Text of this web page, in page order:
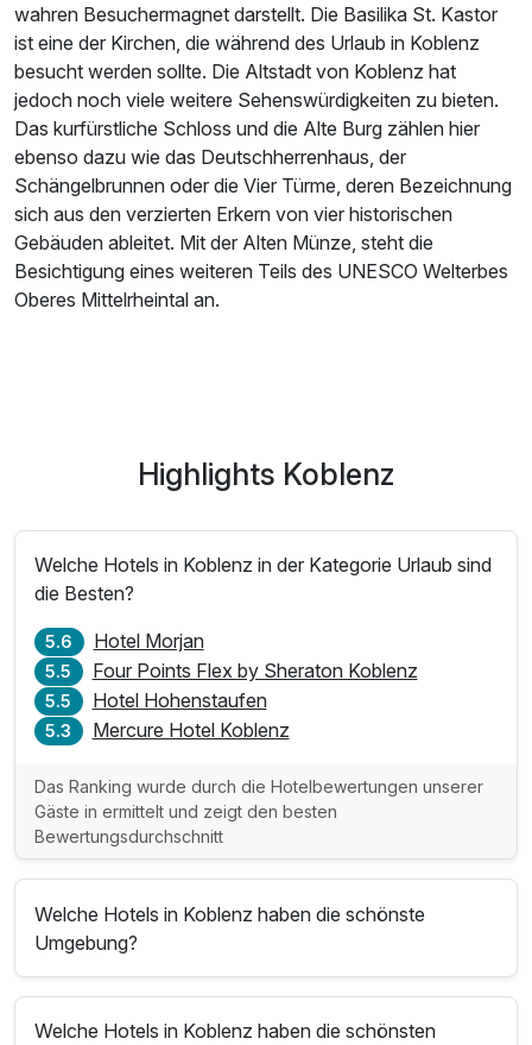
wahren Besuchermagnet darstellt. Die Basilika St. Kastor
ist eine der Kirchen, die während des Urlaub in Koblenz
besucht werden sollte. Die Altstadt von Koblenz hat
jedoch noch viele weitere Sehenswürdigkeiten zu bieten.
Das kurfürstliche Schloss und die Alte Burg zählen hier
ebenso dazu wie das Deutschherrenhaus, der
Schängelbrunnen oder die Vier Türme, deren Bezeichnung
sich aus den verzierten Erkern von vier historischen
Gebäuden ableitet. Mit der Alten Münze, steht die
Besichtigung eines weiteren Teils des UNESCO Welterbes
Oberes Mittelrheintal an.
Highlights Koblenz
Welche Hotels in Koblenz in der Kategorie Urlaub sind
die Besten?
5.6 Hotel Morjan
5.5 Four Points Flex by Sheraton Koblenz
5.5 Hotel Hohenstaufen
5.3 Mercure Hotel Koblenz
Das Ranking wurde durch die Hotelbewertungen unserer
Gäste in ermittelt und zeigt den besten
Bewertungsdurchschnitt
Welche Hotels in Koblenz haben die schönste
Umgebung?
Welche Hotels in Koblenz haben die schönsten